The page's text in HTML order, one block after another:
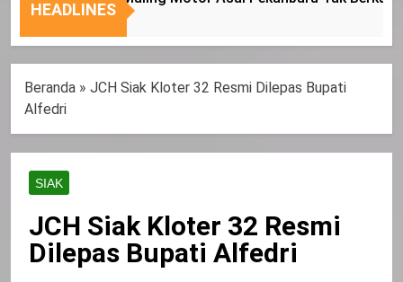
Nasional
Tepat
HEADLINES
Beranda » JCH Siak Kloter 32 Resmi Dilepas Bupati
Alfedri
SIAK
JCH Siak Kloter 32 Resmi
Dilepas Bupati Alfedri